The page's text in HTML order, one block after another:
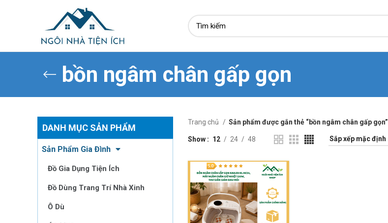
bồn ngâm chân gấp gọn
DANH MỤC SẢN PHẨM
Sản Phẩm Gia Đình
Đồ Gia Dụng Tiện Ích
Đồ Dùng Trang Trí Nhà Xinh
Ô Dù
Trang chủ Sản phẩm được gắn thẻ “bồn ngâm chân gấp gọn”
Show 12 24 48